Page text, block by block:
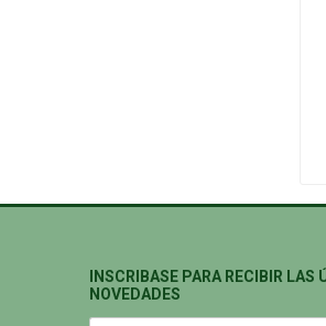
INSCRIBASE PARA RECIBIR LAS
NOVEDADES